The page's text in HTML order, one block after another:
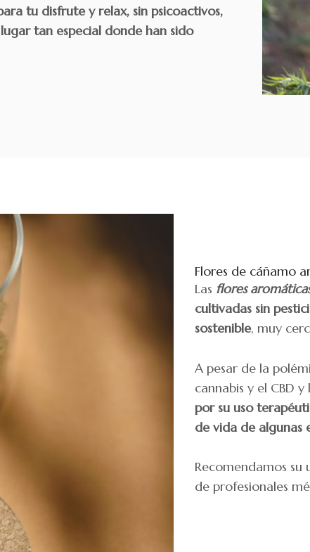
tu disfrute y relax, sin psicoactivos,
tan especial donde han sido
Flores de cáñamo
Las flores
cultivadas sin
sostenible, muy
A pesar de la
cannabis y el CBD
por su uso
de vida de algunas
Recomendamos
de profesionales